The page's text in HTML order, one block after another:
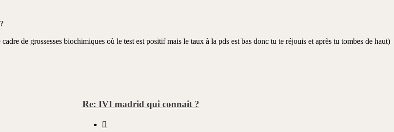
de grossesses biochimiques où le test est positif mais le taux à la pds est bas donc tu te réjouis et après tu tombes de haut)
Re: IVI madrid qui connait ?